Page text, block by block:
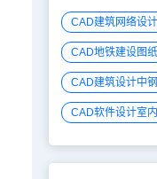
CAD建筑网络设
CAD地铁建设图纸
CAD建筑设计中
CAD软件设计室